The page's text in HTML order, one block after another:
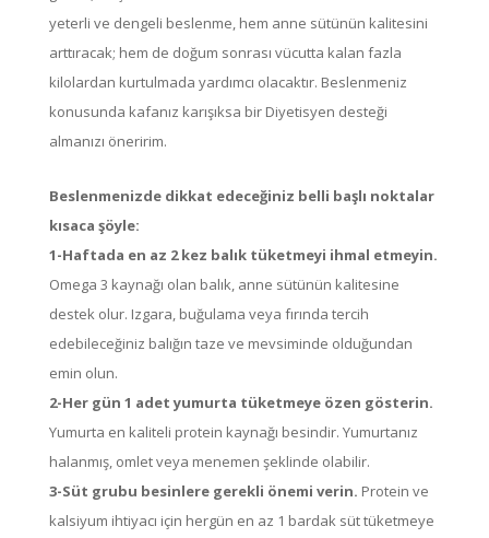
yeterli ve dengeli beslenme, hem anne sütünün kalitesini
arttıracak; hem de doğum sonrası vücutta kalan fazla
kilolardan kurtulmada yardımcı olacaktır. Beslenmeniz
konusunda kafanız karışıksa bir Diyetisyen desteği
almanızı öneririm.
Beslenmenizde dikkat edeceğiniz belli başlı noktalar
kısaca şöyle:
1-Haftada en az 2 kez balık tüketmeyi ihmal etmeyin.
Omega 3 kaynağı olan balık, anne sütünün kalitesine
destek olur. Izgara, buğulama veya fırında tercih
edebileceğiniz balığın taze ve mevsiminde olduğundan
emin olun.
2-Her gün 1 adet yumurta tüketmeye özen gösterin.
Yumurta en kaliteli protein kaynağı besindir. Yumurtanız
halanmış, omlet veya menemen şeklinde olabilir.
3-Süt grubu besinlere gerekli önemi verin. Protein ve
kalsiyum ihtiyacı için hergün en az 1 bardak süt tüketmeye